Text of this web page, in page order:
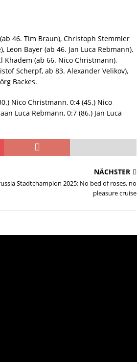
Tor und ein Spielabbruch
STARTSEITE
STARTSEITE
Glückwunsch!
STARTSEITE
guten Weg!
STARTSEITE
Borussia
STARTSEITE
STARTSEITE
46. Tim Braun), Christoph Stemmler
Leon Bayer (ab 46. Jan Luca Rebmann),
Khadem (ab 66. Nico Christmann),
Scherpf, ab 83. Alexander Velikov),
Backes.
Nico Christmann, 0:4 (45.) Nico
Luca Rebmann, 0:7 (86.) Jan Luca
NÄCHSTER
Stadtchampion 2025: No bed of roses, no
pleasure cruise